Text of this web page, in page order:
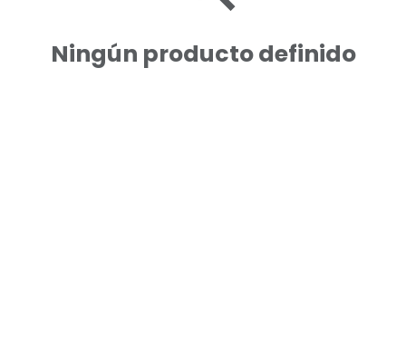
Ningún producto definido